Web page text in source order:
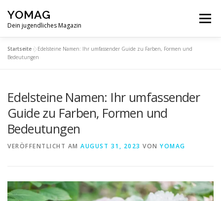
Inhalt
springen
YOMAG
Dein jugendliches Magazin
Menü
SPIRITUALITÄT
Startseite »Edelsteine Namen: Ihr umfassender Guide zu Farben, Formen und
Bedeutungen
Edelsteine Namen: Ihr umfassender
Guide zu Farben, Formen und
Bedeutungen
VERÖFFENTLICHT AM AUGUST 31, 2023 VON YOMAG